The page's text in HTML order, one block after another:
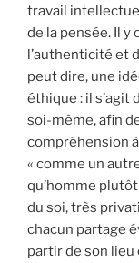
travail
de la pensée. Il y
l’authenticité et
peut dire, une
éthique : il s’agit
soi-même, afin
compréhension
« comme un
qu’homme plutôt
du soi, très
chacun partage
partir de son lieu